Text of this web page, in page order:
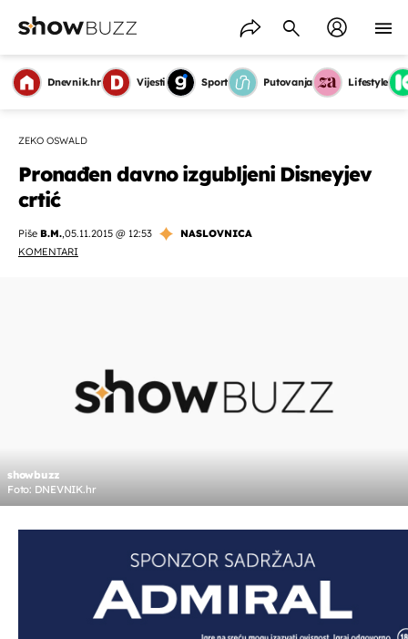
Dnevnik.hr Vijesti Sport Putovanja Lifestyle
ZEKO OSWALD
Pronađen davno izgubljeni Disneyjev
crtić
Piše B.M.,05.11.2015 @ 12:53
NASLOVNICA
KOMENTARI
showbuzz
Foto: DNEVNIK.hr